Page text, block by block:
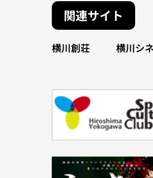
関連サイト
横川創荘 横川シ